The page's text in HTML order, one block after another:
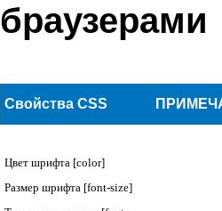
браузерами
Свойства CSS
Цвет шрифта [color]
Размер шрифта [font-size]